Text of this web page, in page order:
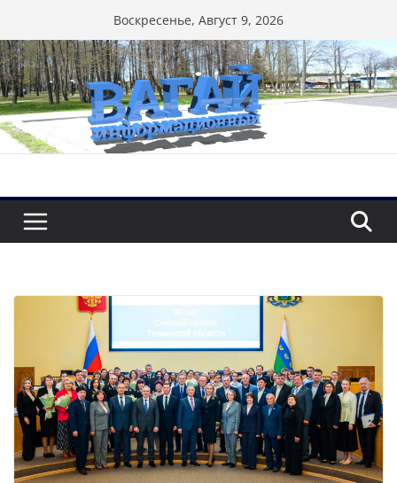
к
содержимому
Воскресенье, Август 9, 2026